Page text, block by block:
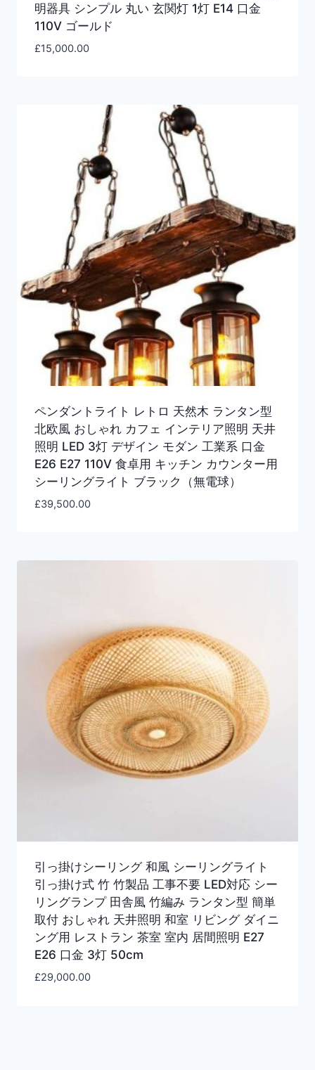
明器具 シンプル 丸い 玄関灯 1灯 E14 口金
110V ゴールド
£15,000.00
ペンダントライト レトロ 天然木 ランタン型
北欧風 おしゃれ カフェ インテリア照明 天井
照明 LED 3灯 デザイン モダン 工業系 口金
E26 E27 110V 食卓用 キッチン カウンター用
シーリングライト ブラック（無電球）
£39,500.00
引っ掛けシーリング 和風 シーリングライト
引っ掛け式 竹 竹製品 工事不要 LED対応 シー
リングランプ 田舎風 竹編み ランタン型 簡単
取付 おしゃれ 天井照明 和室 リビング ダイニ
ング用 レストラン 茶室 室内 居間照明 E27
E26 口金 3灯 50cm
£29,000.00